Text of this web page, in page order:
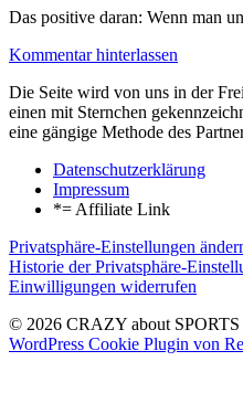
Das positive daran: Wenn man
Kommentar hinterlassen
Die Seite wird von uns in der
einen mit Sternchen
eine gängige Methode des
Datenschutzerklärung
Impressum
*= Affiliate Link
Privatsphäre-Einstellungen
Historie der Privatsphäre-
Einwilligungen widerrufen
© 2026 CRAZY about SPORTS
WordPress Cookie Plugin von